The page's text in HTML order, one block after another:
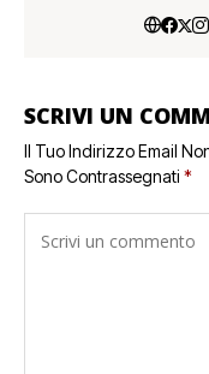
SCRIVI UN
Il Tuo Indirizzo Email
Sono Contrassegnati *